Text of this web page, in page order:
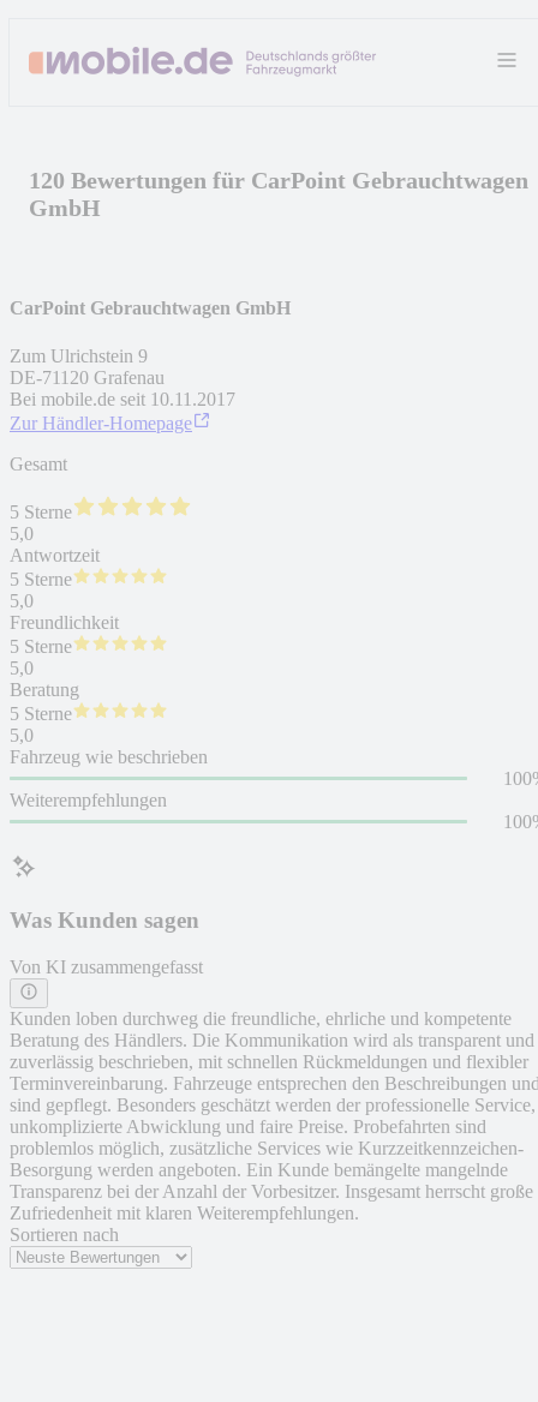
120 Bewertungen für CarPoint Gebrauchtwagen
GmbH
Was Kunden sagen
Von KI zusammengefasst
Kunden loben durchweg die freundliche, ehrliche und kompetente
Beratung des Händlers. Die Kommunikation wird als transparent und
zuverlässig beschrieben, mit schnellen Rückmeldungen und flexibler
Terminvereinbarung. Fahrzeuge entsprechen den Beschreibungen
sind gepflegt. Besonders geschätzt werden der professionelle Service,
unkomplizierte Abwicklung und faire Preise. Probefahrten sind
problemlos möglich, zusätzliche Services wie Kurzzeitkennzeichen-
Besorgung werden angeboten. Ein Kunde bemängelte mangelnde
Transparenz bei der Anzahl der Vorbesitzer. Insgesamt herrscht große
Zufriedenheit mit klaren Weiterempfehlungen.
Sortieren nach
CarPoint Gebrauchtwagen GmbH
Zum Ulrichstein 9
DE-71120 Grafenau
Bei mobile.de seit 10.11.2017
Zur Händler-Homepage
Gesamt
5 Sterne
5,0
Antwortzeit
5 Sterne
5,0
Freundlichkeit
5 Sterne
5,0
Beratung
5 Sterne
5,0
Fahrzeug wie beschrieben
Weiterempfehlungen